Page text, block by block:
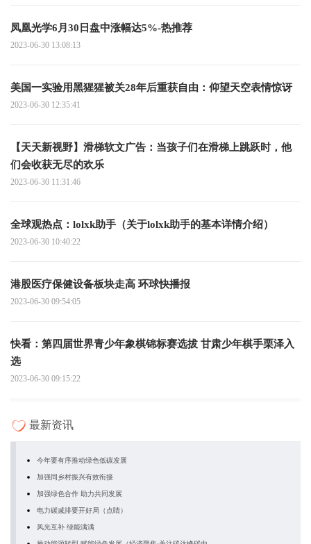
凤凰光学6月30日盘中涨幅达5%-热推荐
2023-06-30 13:08:13
美国一实验用黑猩猩被关28年后重获自由：仰望天空表情惊讶
2023-06-30 12:35:41
【天天新视野】滑梯软文广告：当孩子们在滑梯上跳跃时，他
们会收获无尽的欢乐
2023-06-30 11:31:46
全球观热点：lolxk助手（关于lolxk助手的基本详情介绍）
2023-06-30 10:40:22
港股医疗保健设备板块走高 环球快播报
2023-06-30 09:54:05
快看：第四届世界青少年象棋锦标赛选拔 甘肃少年棋手栗泽入
选
2023-06-30 09:15:22
最新资讯
今年要有序推动绿色低碳发展
加强同乡村振兴有效衔接
加强绿色合作 助力共同发展
电力碳减排要开好局（点睛）
风光互补 绿能满满